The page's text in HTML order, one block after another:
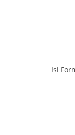
Isi